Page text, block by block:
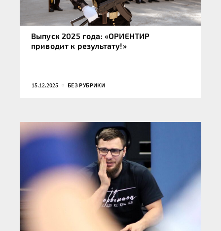
Выпуск 2025 года: «ОРИЕНТИР
приводит к результату!»
15.12.2025 БЕЗ РУБРИКИ